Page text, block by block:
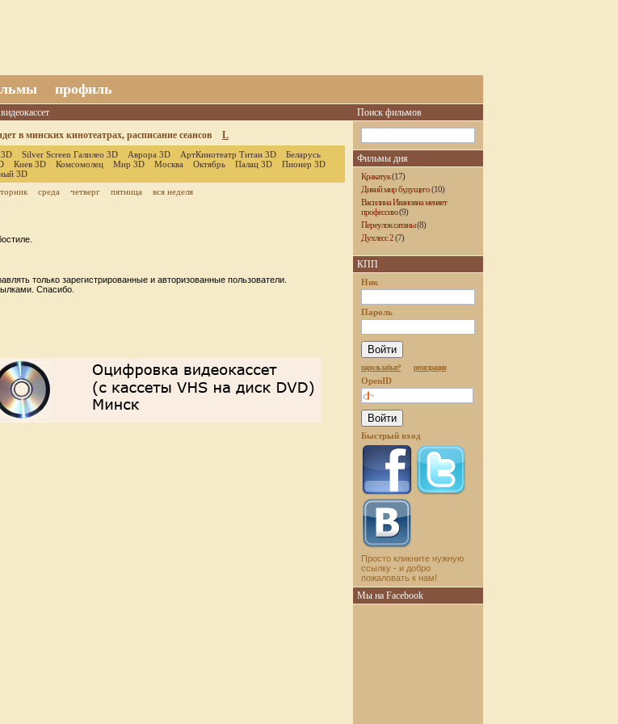
профиль
в минских кинотеатрах, расписание сеансов
L
Silver Screen Галилео 3D Аврора 3D АртКинотеатр Титан 3D
Беларусь
Киев 3D Комсомолец Мир 3D Москва Октябрь Палац 3D
Пионер 3D
3D
среда четверг пятница вся неделя
только зарегистрированные и авторизованные пользователи.
Спасибо.
Поиск фильмов
Фильмы дня
Кракатук(17)
Дикий мир будущего(10)
Василина Ивановна меняет
профессию(9)
Переулок сатаны(8)
Духлесс 2(7)
КПП
Ник
Пароль
пароль забыт? регистрация
OpenID
Быстрый вход
Просто кликните нужную
ссылку - и добро
пожаловать к нам!
Мы на Facebook